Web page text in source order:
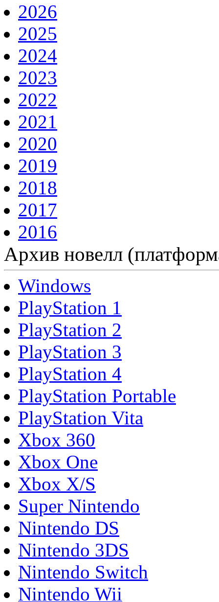
2026
2025
2024
2023
2022
2021
2020
2019
2018
2017
2016
Архив новелл
Windows
PlayStation 1
PlayStation 2
PlayStation 3
PlayStation 4
PlayStation Portable
PlayStation Vita
Xbox 360
Xbox One
Xbox X/S
Super Nintendo
Nintendo DS
Nintendo 3DS
Nintendo Switch
Nintendo Wii